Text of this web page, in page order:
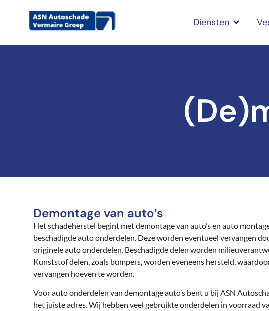
Diensten
Demontage van auto’s
Het schadeherstel begint met demontage van auto’s en auto
beschadigde auto onderdelen. Deze worden eventueel vervangen
originele auto onderdelen. Beschadigde delen worden
Kunststof delen, zoals bumpers, worden eveneens hersteld,
vervangen hoeven te worden.
Voor auto onderdelen van demontage auto’s bent u bij ASN
het juiste adres. Wij hebben veel gebruikte onderdelen in voorraad